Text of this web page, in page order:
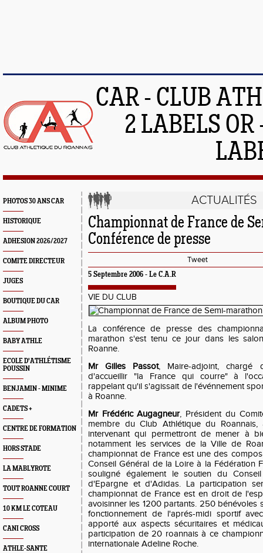
CAR - CLUB
2 LABELS
PHOTOS 30 ANS CAR
HISTORIQUE
ADHESION 2026/2027
COMITE DIRECTEUR
JUGES
BOUTIQUE DU CAR
ALBUM PHOTO
BABY ATHLE
ECOLE D'ATHLÉTISME
POUSSIN
BENJAMIN - MINIME
CADETS +
CENTRE DE FORMATION
HORS STADE
LA MABLYROTE
TOUT ROANNE COURT
10 KM LE COTEAU
CANI CROSS
ATHLE-SANTE
ACTUALITÉS
Championnat de France de
Conférence de presse
Tweet
5 Septembre 2006 - Le C.A.R
VIE DU CLUB
La conférence de presse des
marathon s'est tenu ce jour dans les
Roanne.
Mr Gilles Passot, Maire-adjoint, chargé
d'accueillir "la France qui courre" à
rappelant qu'il s'agissait de l'événnement
à Roanne.
Mr Frédéric Augagneur, Président du
membre du Club Athlétique du Roannais,
intervenant qui permettront de mener à
notamment les services de la Ville de
championnat de France est une des
Conseil Général de la Loire à la Fédération
souligné également le soutien du
d'Epargne et d'Adidas. La participation
championnat de France est en droit de
avoisinner les 1200 partants. 250 bénévoles
fonctionnement de l'aprés-midi sportif
apporté aux aspects sécuritaires et
participation de 20 roannais à ce
internationale Adeline Roche.